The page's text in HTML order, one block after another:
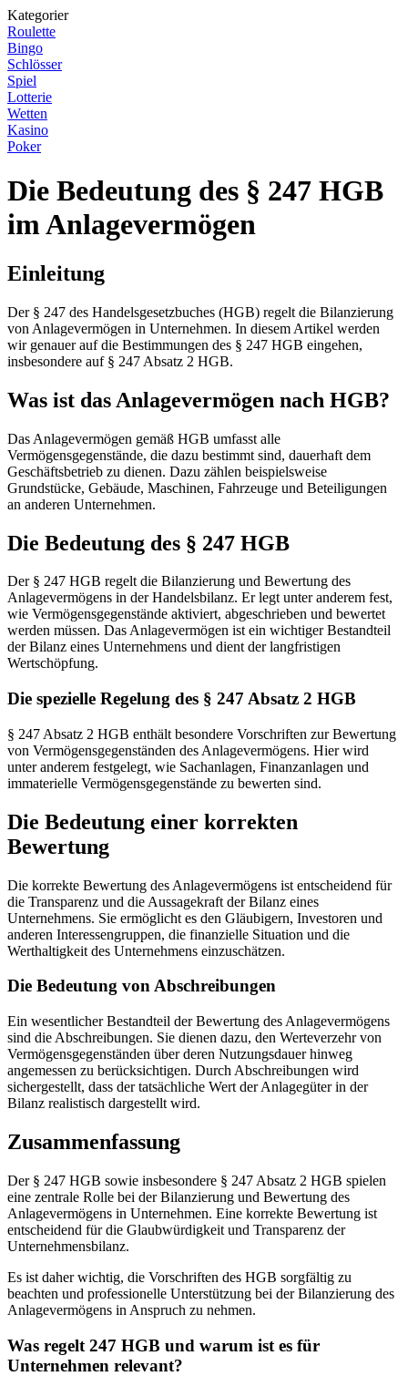
Kategorier
Roulette
Bingo
Schlösser
Spiel
Lotterie
Wetten
Kasino
Poker
Die Bedeutung des § 247 HGB
im Anlagevermögen
Einleitung
Der § 247 des Handelsgesetzbuches (HGB) regelt die Bilanzierung
von Anlagevermögen in Unternehmen. In diesem Artikel werden
wir genauer auf die Bestimmungen des § 247 HGB eingehen,
insbesondere auf § 247 Absatz 2 HGB.
Was ist das Anlagevermögen nach HGB?
Das Anlagevermögen gemäß HGB umfasst alle
Vermögensgegenstände, die dazu bestimmt sind, dauerhaft dem
Geschäftsbetrieb zu dienen. Dazu zählen beispielsweise
Grundstücke, Gebäude, Maschinen, Fahrzeuge und Beteiligungen
an anderen Unternehmen.
Die Bedeutung des § 247 HGB
Der § 247 HGB regelt die Bilanzierung und Bewertung des
Anlagevermögens in der Handelsbilanz. Er legt unter anderem fest,
wie Vermögensgegenstände aktiviert, abgeschrieben und bewertet
werden müssen. Das Anlagevermögen ist ein wichtiger Bestandteil
der Bilanz eines Unternehmens und dient der langfristigen
Wertschöpfung.
Die spezielle Regelung des § 247 Absatz 2 HGB
§ 247 Absatz 2 HGB enthält besondere Vorschriften zur Bewertung
von Vermögensgegenständen des Anlagevermögens. Hier wird
unter anderem festgelegt, wie Sachanlagen, Finanzanlagen und
immaterielle Vermögensgegenstände zu bewerten sind.
Die Bedeutung einer korrekten
Bewertung
Die korrekte Bewertung des Anlagevermögens ist entscheidend für
die Transparenz und die Aussagekraft der Bilanz eines
Unternehmens. Sie ermöglicht es den Gläubigern, Investoren und
anderen Interessengruppen, die finanzielle Situation und die
Werthaltigkeit des Unternehmens einzuschätzen.
Die Bedeutung von Abschreibungen
Ein wesentlicher Bestandteil der Bewertung des Anlagevermögens
sind die Abschreibungen. Sie dienen dazu, den Werteverzehr von
Vermögensgegenständen über deren Nutzungsdauer hinweg
angemessen zu berücksichtigen. Durch Abschreibungen wird
sichergestellt, dass der tatsächliche Wert der Anlagegüter in der
Bilanz realistisch dargestellt wird.
Zusammenfassung
Der § 247 HGB sowie insbesondere § 247 Absatz 2 HGB spielen
eine zentrale Rolle bei der Bilanzierung und Bewertung des
Anlagevermögens in Unternehmen. Eine korrekte Bewertung ist
entscheidend für die Glaubwürdigkeit und Transparenz der
Unternehmensbilanz.
Es ist daher wichtig, die Vorschriften des HGB sorgfältig zu
beachten und professionelle Unterstützung bei der Bilanzierung des
Anlagevermögens in Anspruch zu nehmen.
Was regelt 247 HGB und warum ist es für
Unternehmen relevant?